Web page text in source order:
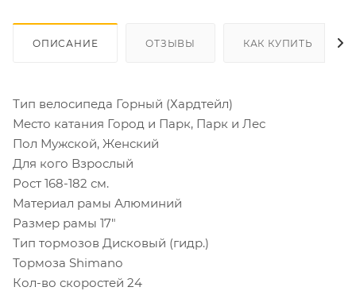
ОПИСАНИЕ ОТЗЫВЫ КАК КУПИТЬ
Тип велосипеда Горный (Хардтейл)
Место катания Город и Парк, Парк и Лес
Пол Мужской, Женский
Для кого Взрослый
Рост 168-182 см.
Материал рамы Алюминий
Размер рамы 17"
Тип тормозов Дисковый (гидр.)
Тормоза Shimano
Кол-во скоростей 24